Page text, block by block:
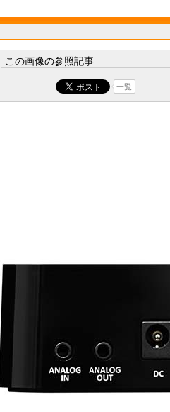
この画像の参照記事
一覧